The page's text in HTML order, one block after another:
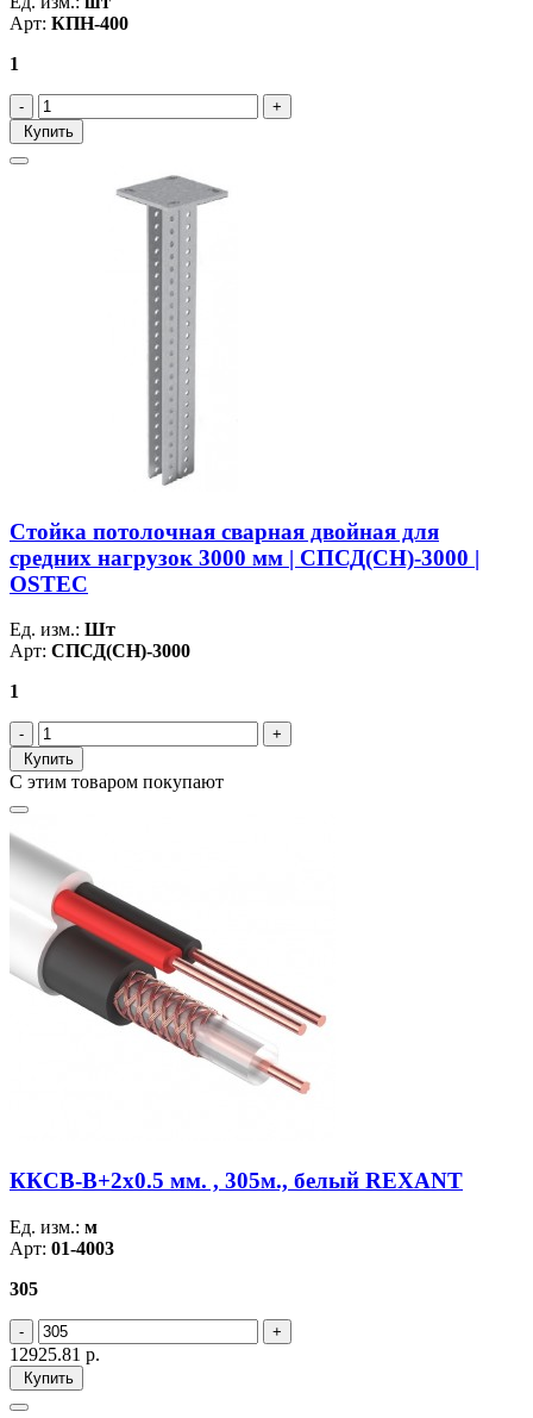
Арт: КПН-400
1
Купить
Стойка потолочная сварная двойная для
средних нагрузок 3000 мм | СПСД(СН)-3000 |
OSTEC
Ед. изм.: Шт
Арт: СПСД(СН)-3000
1
Купить
С этим товаром покупают
ККСВ-В+2х0.5 мм. , 305м., белый REXANT
Ед. изм.: м
Арт: 01-4003
305
12925.81 р.
Купить